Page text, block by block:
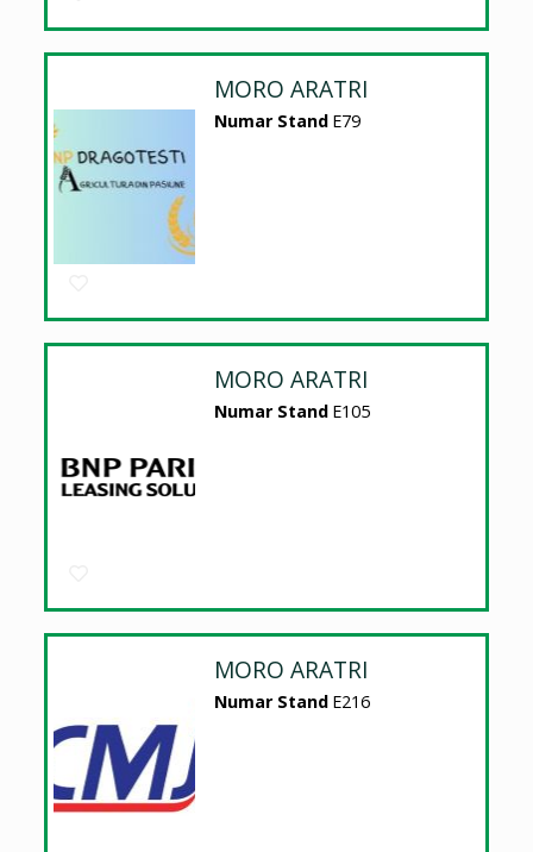
MORO ARATRI
Numar Stand E79
MORO ARATRI
Numar Stand E105
MORO ARATRI
Numar Stand E216